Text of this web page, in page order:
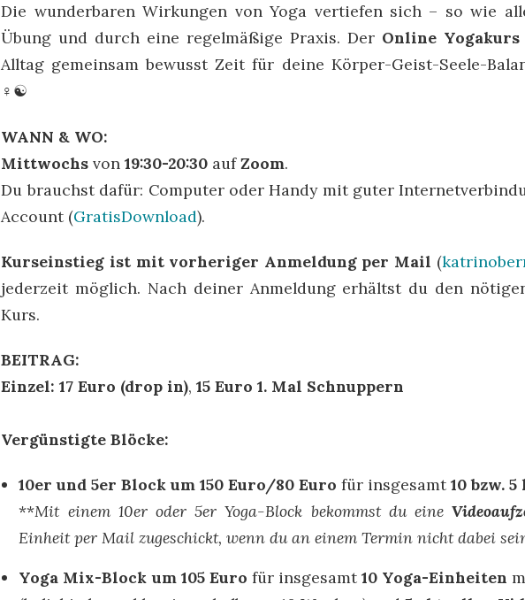
Die wunderbaren Wirkungen von Yoga vertiefen sich – so wie
Übung und durch eine regelmäßige Praxis. Der Online Yogakurs
Alltag gemeinsam bewusst Zeit für deine Körper-Geist-Seele-
♀️☯️
WANN & WO:
Mittwochs von19:30-20:30 aufZoom.
Du brauchst dafür: Computer oder Handy mit guter
Account (GratisDownload).
Kurseinstieg ist mit vorheriger Anmeldung per Mail (
jederzeit möglich. Nach deiner Anmeldung erhältst du den
Kurs.
BEITRAG:
Einzel: 17 Euro (drop in),15 Euro 1. Mal Schnuppern
Vergünstigte Blöcke:
10er und 5er Block um 150 Euro/80 Eurofür insgesamt10 bzw.
**Mit einem 10er oder 5er Yoga-Block bekommst du eine
Einheit per Mail zugeschickt, wenn du an einem Termin nicht dabei
Yoga Mix-Block um 105 Euro für insgesamt10 Yoga-Einheiten